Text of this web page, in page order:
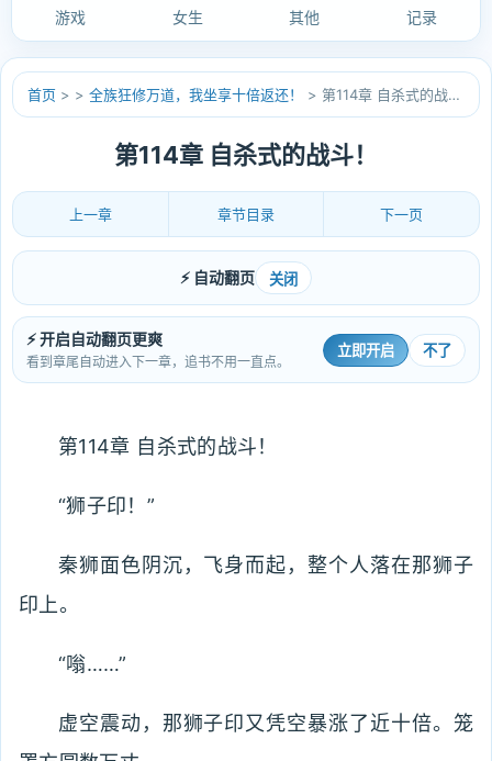
游戏 女生 其他 记录
首页 > > 全族狂修万道，我坐享十倍返还！ > 第114章 自杀式的战斗！
第114章 自杀式的战斗！
上一章 章节目录 下一页
⚡ 自动翻页 关闭
⚡ 开启自动翻页更爽
看到章尾自动进入下一章，追书不用一直点。
立即开启 不了
第114章 自杀式的战斗！
“狮子印！”
秦狮面色阴沉，飞身而起，整个人落在那狮子
印上。
“嗡……”
虚空震动，那狮子印又凭空暴涨了近十倍。笼